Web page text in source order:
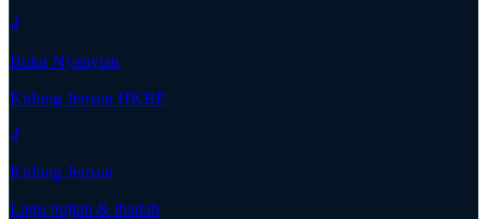
Buku Nyanyian
Kidung Jemaat HKBP
Kidung Jemaat
Lagu pujian & ibadah